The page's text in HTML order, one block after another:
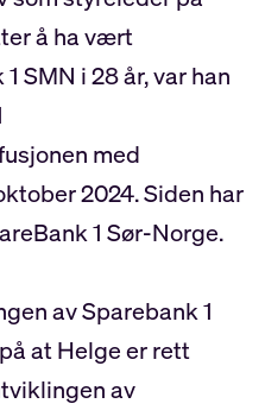
å ha vært
SMN i 28 år, var han
med
2024. Siden har
1 Sør-Norge.
av Sparebank 1
at Helge er rett
av